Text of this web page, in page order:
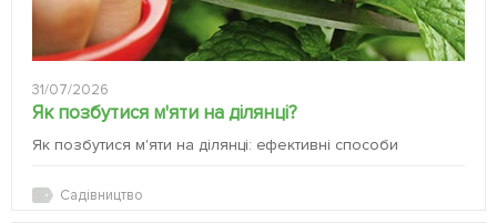
31/07/2026
Як позбутися м'яти на ділянці?
Як позбутися м'яти на ділянці: ефективні способи
Садівництво